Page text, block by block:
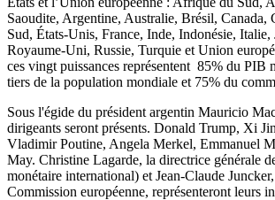
Saoudite, Argentine, Australie, Brésil, Canada,
Sud, États-Unis, France, Inde, Indonésie,
Royaume-Uni, Russie, Turquie et Union
ces vingt puissances représentent 85% du PIB
tiers de la population mondiale et 75% du
Sous l'égide du président argentin Mauricio
dirigeants seront présents. Donald Trump, Xi
Vladimir Poutine, Angela Merkel, Emmanuel
May. Christine Lagarde, la directrice générale
monétaire international) et Jean-Claude
Commission européenne, représenteront leurs